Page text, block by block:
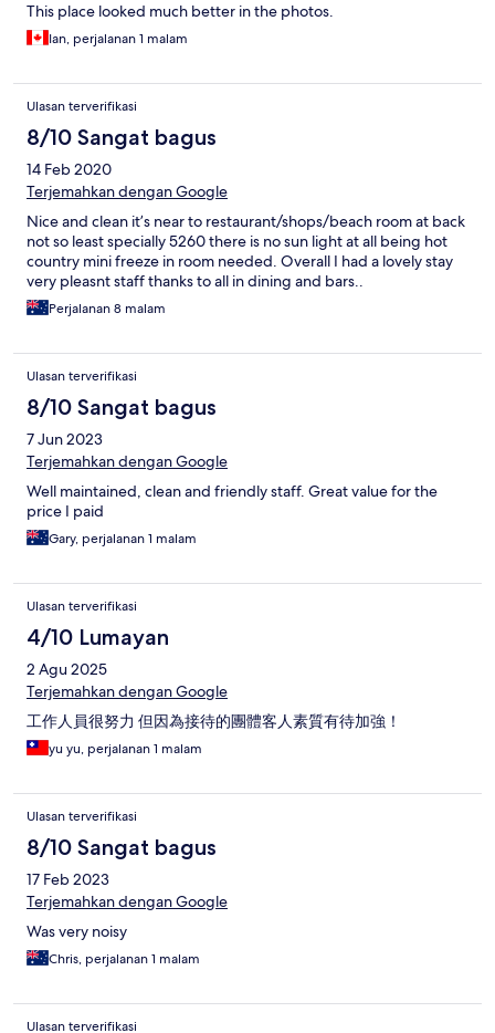
This place looked much better in the photos.
Ian, perjalanan 1 malam
Ulasan terverifikasi
8/10 Sangat bagus
14 Feb 2020
Terjemahkan dengan Google
Nice and clean it’s near to restaurant/shops/beach room at back
not so least specially 5260 there is no sun light at all being hot
country mini freeze in room needed. Overall I had a lovely stay
very pleasnt staff thanks to all in dining and bars..
Perjalanan 8 malam
Ulasan terverifikasi
8/10 Sangat bagus
7 Jun 2023
Terjemahkan dengan Google
Well maintained, clean and friendly staff. Great value for the
price I paid
Gary, perjalanan 1 malam
Ulasan terverifikasi
4/10 Lumayan
2 Agu 2025
Terjemahkan dengan Google
工作人員很努力 但因為接待的團體客人素質有待加強！
yu yu, perjalanan 1 malam
Ulasan terverifikasi
8/10 Sangat bagus
17 Feb 2023
Terjemahkan dengan Google
Was very noisy
Chris, perjalanan 1 malam
Ulasan terverifikasi